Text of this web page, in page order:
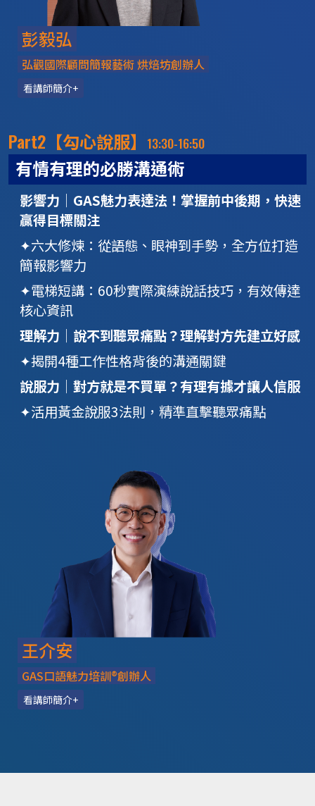
彭毅弘
弘觀國際顧問簡報藝術 烘焙坊創辦人
看講師簡介+
Part2 【勾心說服】 13:30-16:50
有情有理的必勝溝通術
影響力│ GAS魅力表達法！掌握前中後期，快速
贏得目標關注
✦六大修煉：從語態、眼神到手勢，全方位打造
簡報影響力
✦電梯短講：60秒實際演練說話技巧，有效傳達
核心資訊
理解力│ 說不到聽眾痛點？理解對方先建立好感
✦揭開4種工作性格背後的溝通關鍵
說服力│ 對方就是不買單？有理有據才讓人信服
✦活用黃金說服3法則，精準直擊聽眾痛點
王介安
GAS口語魅力培訓®創辦人
看講師簡介+